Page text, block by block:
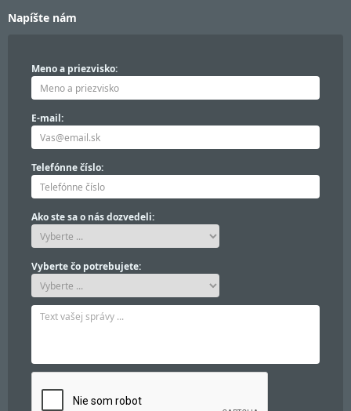
Napíšte nám
Meno a priezvisko:
E-mail:
Telefónne číslo:
Ako ste sa o nás dozvedeli:
Vyberte čo potrebujete: